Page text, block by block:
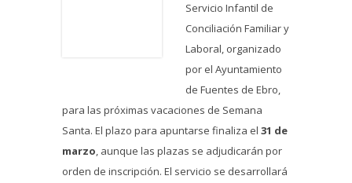
Servicio Infantil de
Conciliación Familiar y
Laboral, organizado
por el Ayuntamiento
de Fuentes de Ebro,
para las próximas vacaciones de Semana
Santa. El plazo para apuntarse finaliza el 31 de
marzo, aunque las plazas se adjudicarán por
orden de inscripción. El servicio se desarrollará